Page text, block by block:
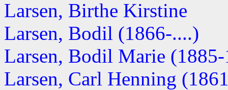
Larsen, Birthe Kirstine
Larsen, Bodil (1866-....)
Larsen, Bodil Marie
Larsen, Carl Henning